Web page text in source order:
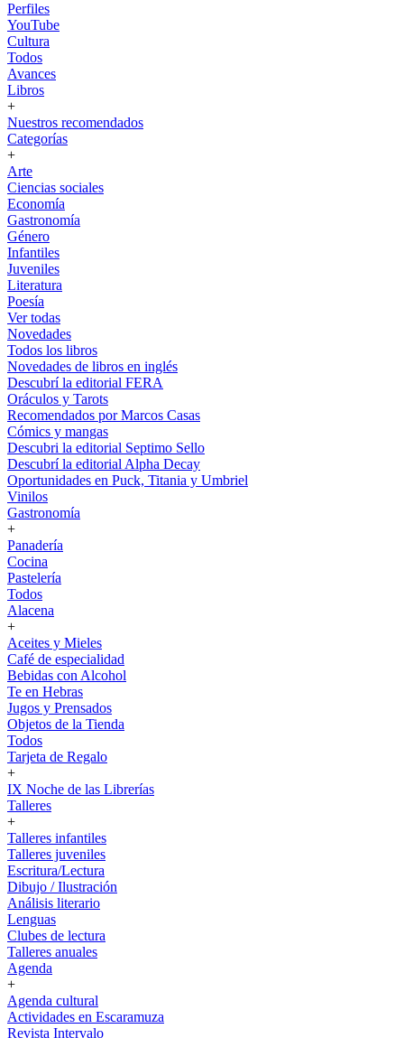
Perfiles
YouTube
Cultura
Todos
Avances
Libros
+
Nuestros recomendados
Categorías
+
Arte
Ciencias sociales
Economía
Gastronomía
Género
Infantiles
Juveniles
Literatura
Poesía
Ver todas
Novedades
Todos los libros
Novedades de libros en inglés
Descubrí la editorial FERA
Oráculos y Tarots
Recomendados por Marcos Casas
Cómics y mangas
Descubri la editorial Septimo Sello
Descubrí la editorial Alpha Decay
Oportunidades en Puck, Titania y Umbriel
Vinilos
Gastronomía
+
Panadería
Cocina
Pastelería
Todos
Alacena
+
Aceites y Mieles
Café de especialidad
Bebidas con Alcohol
Te en Hebras
Jugos y Prensados
Objetos de la Tienda
Todos
Tarjeta de Regalo
+
IX Noche de las Librerías
Talleres
+
Talleres infantiles
Talleres juveniles
Escritura/Lectura
Dibujo / Ilustración
Análisis literario
Lenguas
Clubes de lectura
Talleres anuales
Agenda
+
Agenda cultural
Actividades en Escaramuza
Revista Intervalo